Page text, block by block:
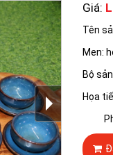
Giá:
Tên
Men:
Bộ
Họa